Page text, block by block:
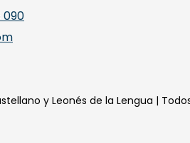
090
y Leonés de la Lengua |